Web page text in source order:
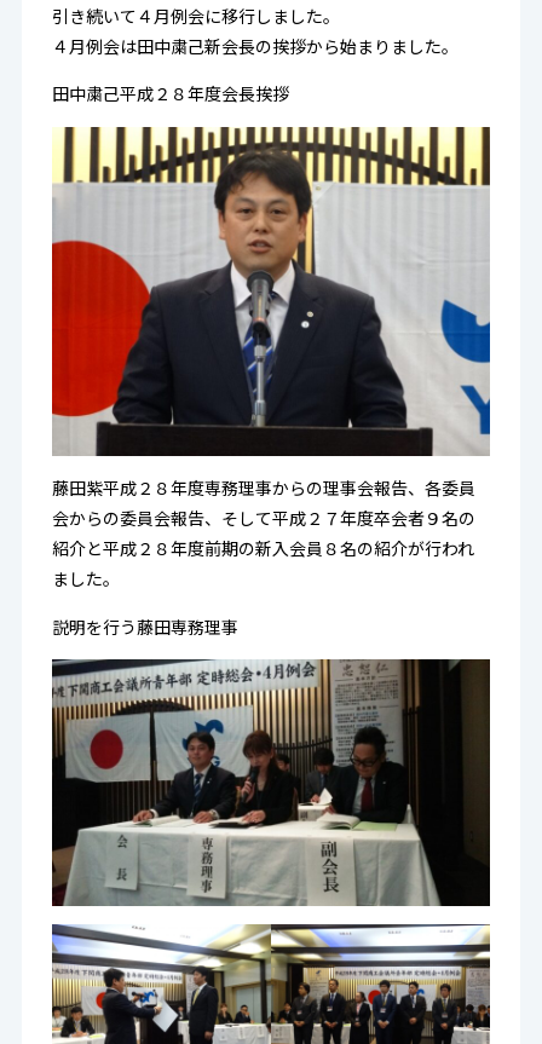
引き続いて４月例会に移行しました。
４月例会は田中粛己新会長の挨拶から始まりました。
田中粛己平成２８年度会長挨拶
藤田紫平成２８年度専務理事からの理事会報告、各委員
会からの委員会報告、そして平成２７年度卒会者９名の
紹介と平成２８年度前期の新入会員８名の紹介が行われ
ました。
説明を行う藤田専務理事